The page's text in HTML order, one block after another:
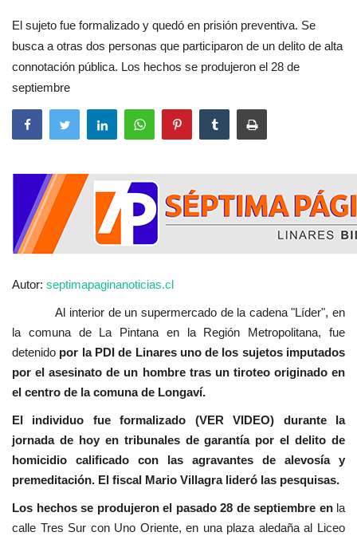
El sujeto fue formalizado y quedó en prisión preventiva. Se
busca a otras dos personas que participaron de un delito de alta
connotación pública. Los hechos se produjeron el 28 de
septiembre
Autor: septimapaginanoticias.cl
Al interior de un supermercado de la cadena "Líder", en
la comuna de La Pintana en la Región Metropolitana, fue
detenido por la PDI de Linares uno de los sujetos imputados
por el asesinato de un hombre tras un tiroteo originado en
el centro de la comuna de Longaví.
El individuo fue formalizado (VER VIDEO) durante la
jornada de hoy en tribunales de garantía por el delito de
homicidio calificado con las agravantes de alevosía y
premeditación. El fiscal Mario Villagra lideró las pesquisas.
Los hechos se produjeron el pasado 28 de septiembre enla
calle Tres Sur con Uno Oriente, en una plaza aledaña al Liceo